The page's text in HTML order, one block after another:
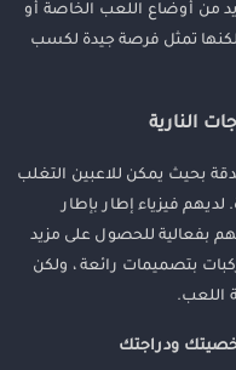
من أوضاع اللعب الخاصة أو
تمثل فرصة جيدة لكسب
النارية
بحيث يمكن للاعبين التغلب
فيزياء إطار بإطار
بفعالية للحصول على مزيد
بتصميمات رائعة ، ولكن
اللعب.
ودراجتك